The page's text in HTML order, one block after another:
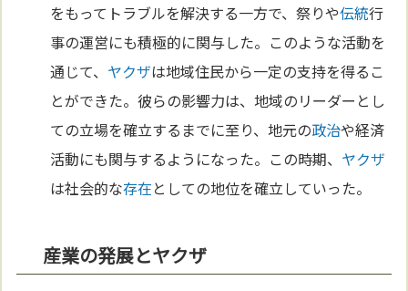
をもってトラブルを解決する一方で、祭りや伝統行
事の運営にも積極的に関与した。このような活動を
通じて、 ヤクザは地域住民から一定の支持を得るこ
とができた。彼らの影響力は、地域のリーダーとし
ての立場を確立するまでに至り、地元の政治や経済
活動にも関与するようになった。この時期、 ヤクザ
は社会的な存在としての地位を確立していった。
産業の発展とヤクザ